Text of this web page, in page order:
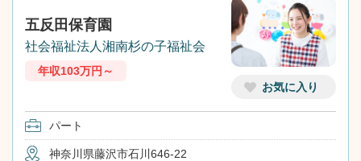
お気に入り
五反田保育園
社会福祉法人湘南杉の子福祉会
年収103万円～
パート
神奈川県藤沢市石川646-22